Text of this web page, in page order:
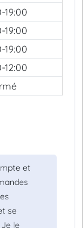
19:00
19:00
19:00
12:00
et
se
le